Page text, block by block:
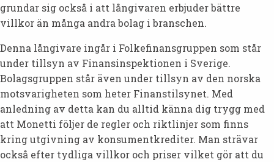
grundar sig också i att långivaren erbjuder bättre
villkor än många andra bolag i branschen.
Denna långivare ingår i Folkefinansgruppen som står
under tillsyn av Finansinspektionen i Sverige.
Bolagsgruppen står även under tillsyn av den norska
motsvarigheten som heter Finanstilsynet. Med
anledning av detta kan du alltid känna dig trygg med
att Monetti följer de regler och riktlinjer som finns
kring utgivning av konsumentkrediter. Man strävar
också efter tydliga villkor och priser vilket gör att du